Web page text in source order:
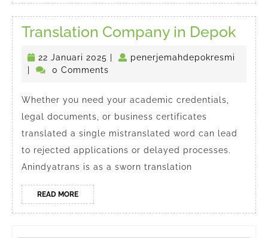
Translation Company in Depok
22 Januari 2025 22
Januari
penerjemahdepokresmi
0 Comments
Whether you need your academic credentials,
legal documents, or business certificates
translated a single mistranslated word can lead
to rejected applications or delayed processes.
Anindyatrans is as a sworn translation
READ MOREREAD
MORE